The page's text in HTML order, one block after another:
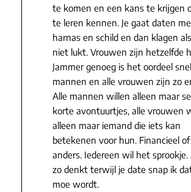
te komen en een kans te krijgen
te leren kennen. Je gaat daten
harnas en schild en dan klagen
niet lukt. Vrouwen zijn hetzelfde
Jammer genoeg is het oordeel
mannen en alle vrouwen zijn zo
Alle mannen willen alleen maar
korte avontuurtjes, alle vrouwen
alleen maar iemand die iets kan
betekenen voor hun. Financieel of
anders. Iedereen wil het sprookje.
zo denkt terwijl je date snap ik
moe wordt.